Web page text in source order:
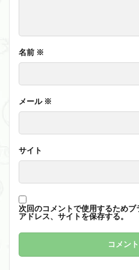
名前 ※
メール ※
サイト
次回のコメントで使用するため
アドレス、サイトを保存する。